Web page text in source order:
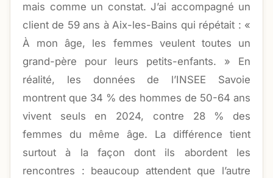
mais comme un constat. J’ai accompagné un
client de 59 ans à Aix-les-Bains qui répétait : «
À mon âge, les femmes veulent toutes un
grand-père pour leurs petits-enfants. » En
réalité, les données de l’INSEE Savoie
montrent que 34 % des hommes de 50-64 ans
vivent seuls en 2024, contre 28 % des
femmes du même âge. La différence tient
surtout à la façon dont ils abordent les
rencontres : beaucoup attendent que l’autre